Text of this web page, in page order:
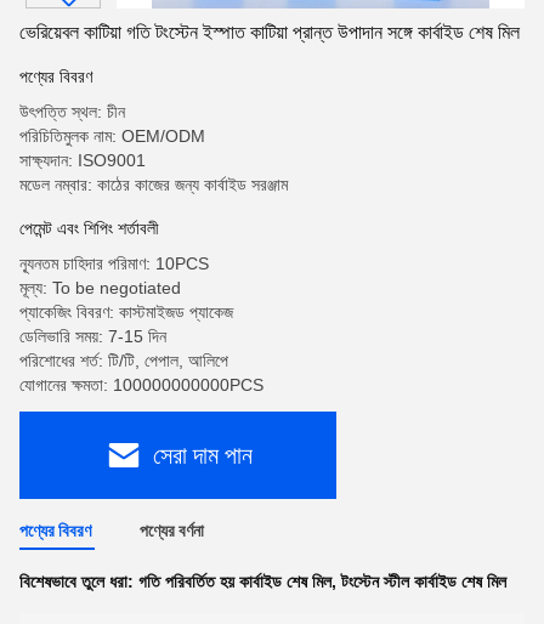
ভেরিয়েবল কাটিয়া গতি টংস্টেন ইস্পাত কাটিয়া প্রান্ত উপাদান সঙ্গে কার্বাইড শেষ মিল
পণ্যের বিবরণ
উৎপত্তি স্থল: চীন
পরিচিতিমুলক নাম: OEM/ODM
সাক্ষ্যদান: ISO9001
মডেল নম্বার: কাঠের কাজের জন্য কার্বাইড সরঞ্জাম
পেমেন্ট এবং শিপিং শর্তাবলী
ন্যূনতম চাহিদার পরিমাণ: 10PCS
মূল্য: To be negotiated
প্যাকেজিং বিবরণ: কাস্টমাইজড প্যাকেজ
ডেলিভারি সময়: 7-15 দিন
পরিশোধের শর্ত: টি/টি, পেপাল, আলিপে
যোগানের ক্ষমতা: 100000000000PCS
সেরা দাম পান
পণ্যের বিবরণ পণ্যের বর্ণনা
বিশেষভাবে তুলে ধরা: গতি পরিবর্তিত হয় কার্বাইড শেষ মিল,টংস্টেন স্টীল কার্বাইড শেষ মিল